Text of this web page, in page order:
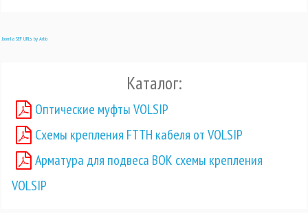
Joomla SEF URLs by Artio
Каталог:
Оптические муфты VOLSIP
Схемы крепления FTTH кабеля от VOLSIP
Арматура для подвеса ВОК схемы крепления
VOLSIP